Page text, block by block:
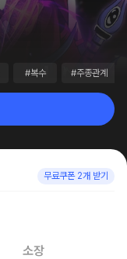
#복수 #주종관계
무료쿠폰 2개 받기
소장